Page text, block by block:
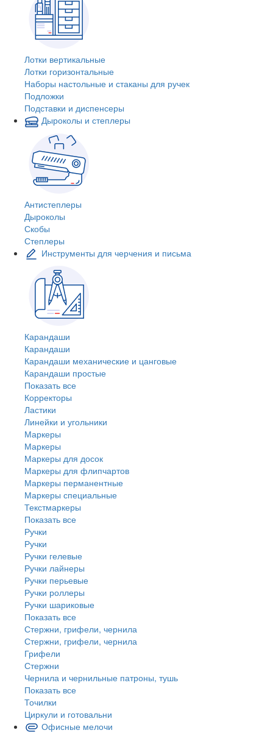
Лотки вертикальные
Лотки горизонтальные
Наборы настольные и стаканы для ручек
Подложки
Подставки и диспенсеры
Дыроколы и степлеры
Антистеплеры
Дыроколы
Скобы
Степлеры
Инструменты для черчения и письма
Карандаши
Карандаши
Карандаши механические и цанговые
Карандаши простые
Показать все
Корректоры
Ластики
Линейки и угольники
Маркеры
Маркеры
Маркеры для досок
Маркеры для флипчартов
Маркеры перманентные
Маркеры специальные
Текстмаркеры
Показать все
Ручки
Ручки
Ручки гелевые
Ручки лайнеры
Ручки перьевые
Ручки роллеры
Ручки шариковые
Показать все
Стержни, грифели, чернила
Стержни, грифели, чернила
Грифели
Стержни
Чернила и чернильные патроны, тушь
Показать все
Точилки
Циркули и готовальни
Офисные мелочи